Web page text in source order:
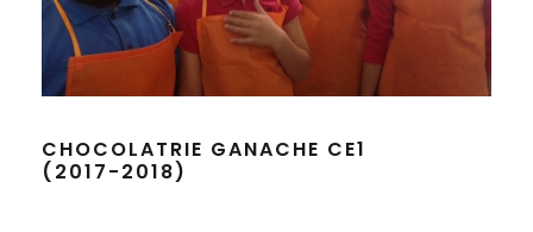
CHOCOLATRIE GANACHE CE1
(2017-2018)